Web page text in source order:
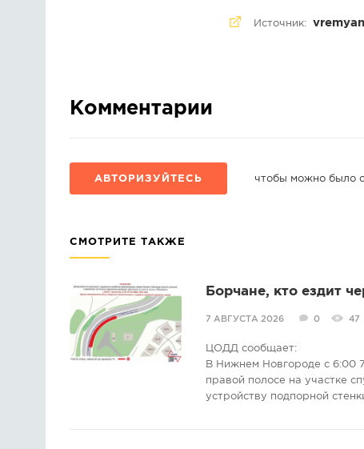
Источник:
Комментарии
АВТОРИЗУЙТЕСЬ чтобы можно было
СМОТРИТЕ ТАКЖЕ
Борчане, кто ездит
7 АВГУСТА 2026 0 47
ЦОДД сообщает:
В Нижнем Новгороде с 6:00
правой полосе на участке
устройству подпорной